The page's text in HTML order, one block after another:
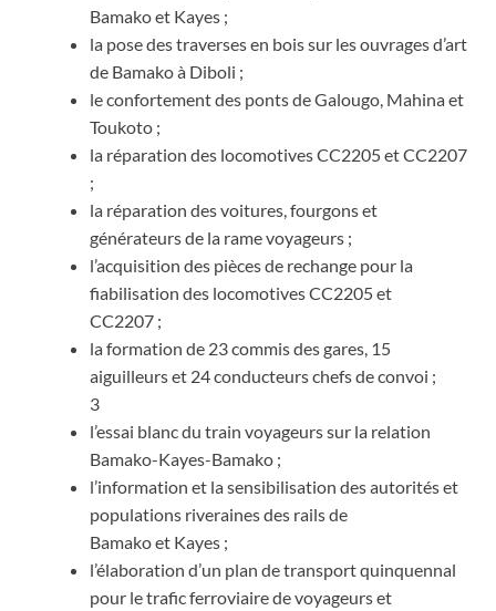
Bamako et Kayes ;
la pose des traverses en bois sur les ouvrages d’art
de Bamako à Diboli ;
le confortement des ponts de Galougo, Mahina et
Toukoto ;
la réparation des locomotives CC2205 et CC2207
;
la réparation des voitures, fourgons et
générateurs de la rame voyageurs ;
l’acquisition des pièces de rechange pour la
fiabilisation des locomotives CC2205 et
CC2207 ;
la formation de 23 commis des gares, 15
aiguilleurs et 24 conducteurs chefs de convoi ;
3
l’essai blanc du train voyageurs sur la relation
Bamako-Kayes-Bamako ;
l’information et la sensibilisation des autorités et
populations riveraines des rails de
Bamako et Kayes ;
l’élaboration d’un plan de transport quinquennal
pour le trafic ferroviaire de voyageurs et